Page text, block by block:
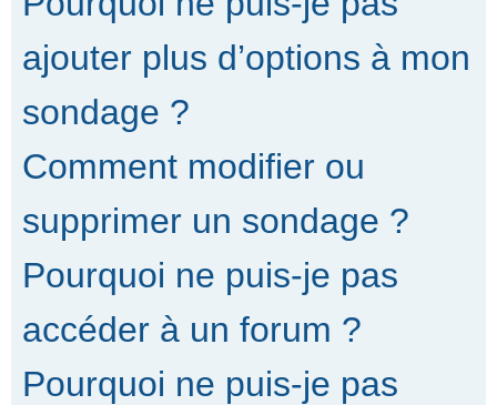
ajouter plus d’options à mon
sondage ?
Comment modifier ou
supprimer un sondage ?
Pourquoi ne puis-je pas
accéder à un forum ?
Pourquoi ne puis-je pas